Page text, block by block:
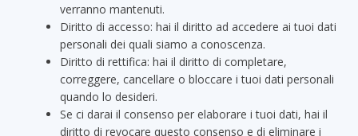
verranno mantenuti.
Diritto di accesso: hai il diritto ad accedere ai tuoi dati
personali dei quali siamo a conoscenza.
Diritto di rettifica: hai il diritto di completare,
correggere, cancellare o bloccare i tuoi dati personali
quando lo desideri.
Se ci darai il consenso per elaborare i tuoi dati, hai il
diritto di revocare questo consenso e di eliminare i